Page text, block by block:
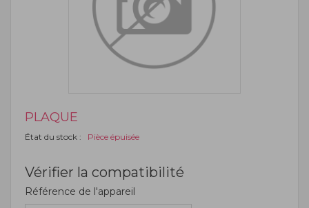
PLAQUE
État du stock : Pièce épuisée
Vérifier la compatibilité
Référence de l'appareil